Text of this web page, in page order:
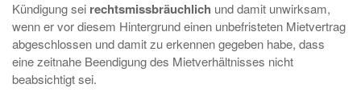
Kündigung sei rechtsmissbräuchlich und damit unwirksam,
wenn er vor diesem Hintergrund einen unbefristeten Mietvertrag
abgeschlossen und damit zu erkennen gegeben habe, dass
eine zeitnahe Beendigung des Mietverhältnisses nicht
beabsichtigt sei.